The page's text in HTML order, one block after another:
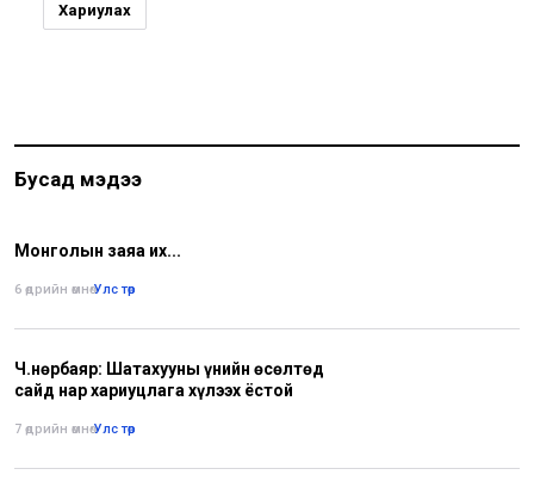
Хариулах
Бусад мэдээ
Монголын заяа их...
6 өдрийн өмнө•Улс төр
Ч.Өнөрбаяр: Шатахууны үнийн өсөлтөд
сайд нар хариуцлага хүлээх ёстой
7 өдрийн өмнө•Улс төр